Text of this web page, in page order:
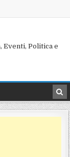
Eventi, Politica e